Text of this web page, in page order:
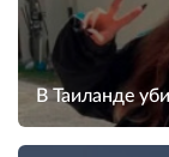
В Таиланде